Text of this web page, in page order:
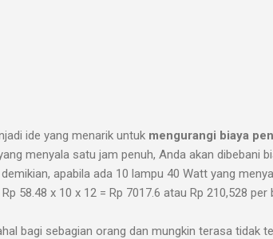
ide yang menarik untuk mengurangi biaya
menyala satu jam penuh, Anda akan dibebani
apabila ada 10 lampu 40 Watt yang
58.48 x 10 x 12 = Rp 7017.6 atau Rp 210,528 per
bagi sebagian orang dan mungkin terasa tidak